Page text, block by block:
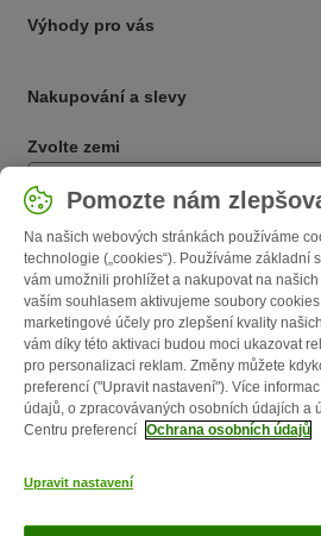
Výhody pro vás
Nakupování a slevy
Zvolte zemi
Česká / CZ
Follow zooplus
O nás Kariéra
Poštovné a dodací termín
Způsoby platby
Pomozte nám
Na našich webových stránkách používáme
technologie („cookies“). Používáme základní
vám umožnili prohlížet a nakupovat na
vaším souhlasem aktivujeme soubory
marketingové účely pro zlepšení kvality
vám díky této aktivaci budou moci ukazovat
pro personalizaci reklam. Změny můžete
preferencí ("Upravit nastavení"). Více
údajů, o zpracovávaných osobních údajích a
Centru preferencí Ochrana osobních údajů
Upravit nastavení